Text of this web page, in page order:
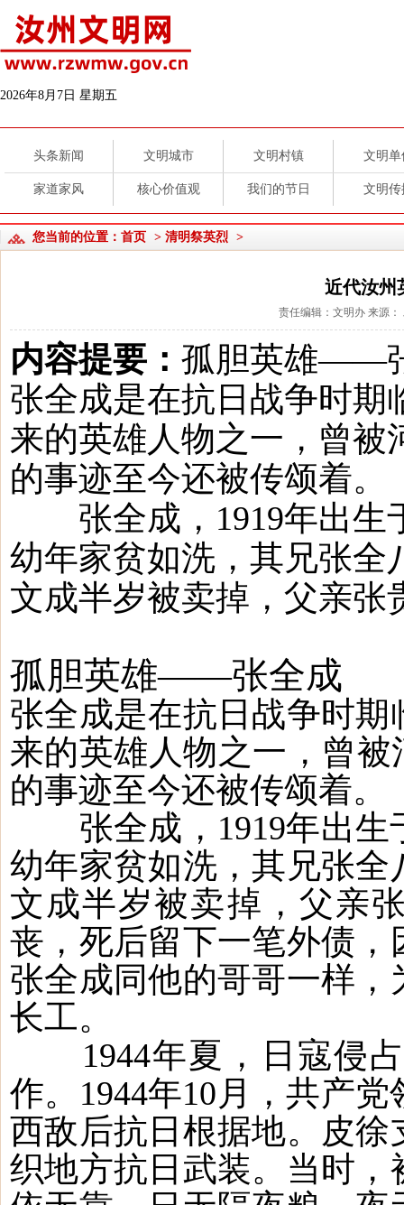
2026年8月7日 星期五
头条新闻 文明城市 文明村镇 文明单
家道家风 核心价值观 我们的节日 文明传
您当前的位置： 首页 > 清明祭英烈 >
近代汝
责任编辑：文明办 来源：
内容提要： 孤胆英雄——
张全成是在抗日战争时期
来的英雄人物之一，曾被
的事迹至今还被传颂着。
张全成，1919年出生
幼年家贫如洗，其兄张全
文成半岁被卖掉，父亲张
孤胆英雄——张全成
张全成是在抗日战争时
来的英雄人物之一，曾
的事迹至今还被传颂着。
张全成， 1919年出
幼年家贫如洗，其兄张
文成半岁被卖掉，父亲
丧，死后留下一笔外债
张全成同他的哥哥一样
长工。
1944年夏，日寇侵占
作。1944年10月，共产
西敌后抗日根据地。皮
织地方抗日武装。当时